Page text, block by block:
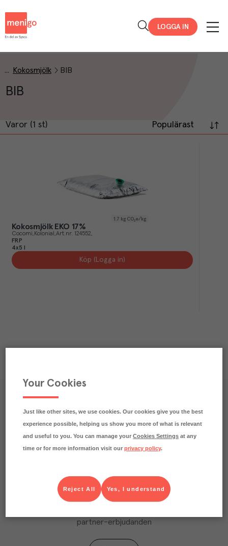
LOGGA IN
Kokosmjölk BIB
BIB
Varor (1 st) Populärast
1.7 kg CO₂e/kg
Kokosmjölk EKO 17%
Cocomi Kolonial Art.nr. 124552
FRP
4x5 l
Köp (Logga in)
Ta del av Menigo Partner
partner-erbjudanden
Your Cookies
Just like other sites, we use cookies. Our cookies give you the best
experience possible, helping us show you more of what is relevant
and useful to you. You can manage yourCookies Settings at any
time or for more information visit ourprivacy policy.
Yes, I understand
Reject All